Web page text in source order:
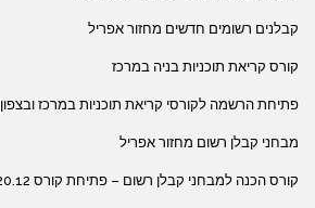
קבלנים רשומים חדשים מחזור אפריל
קורס קריאת תוכניות בניה במרכז
פתיחת הרשמה לקורסי קריאת תוכניות במרכז ובצפון
מבחני קבלן רשום מחזור אפריל
קורס הכנה למבחני קבלן רשום – פתיחת קורס 20.12